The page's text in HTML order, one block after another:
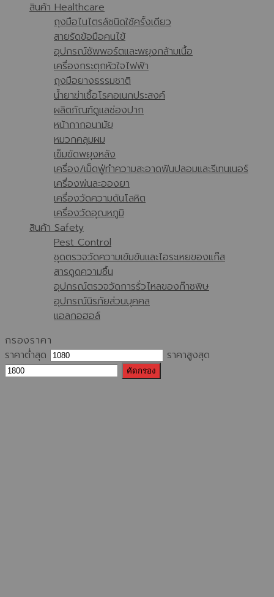
สินค้า Healthcare
ถุงมือไนไตรล์ชนิดใช้ครั้งเดียว
สายรัดข้อมือคนไข้
อุปกรณ์ซัพพอร์ตและพยุงกล้ามเนื้อ
เครื่องกระตุกหัวใจไฟฟ้า
ถุงมือยางธรรมชาติ
น้ำยาฆ่าเชื้อโรคอเนกประสงค์
ผลิตภัณฑ์ดูแลช่องปาก
หน้ากากอนามัย
หมวกคลุมผม
เข็มขัดพยุงหลัง
เครื่อง/เม็ดฟู่ทำความสะอาดฟันปลอมและรีเทนเนอร์
เครื่องพ่นละอองยา
เครื่องวัดความดันโลหิต
เครื่องวัดอุณหภูมิ
สินค้า Safety
Pest Control
ชุดตรวจวัดความเข้มข้นและไอระเหยของแก๊ส
สารดูดความชื้น
อุปกรณ์ตรวจวัดการรั่วไหลของก๊าซพิษ
อุปกรณ์นิรภัยส่วนบุคคล
แอลกอฮอล์
กรองราคา
ราคาต่ำสุด
ราคาสูงสุด
คัดกรอง